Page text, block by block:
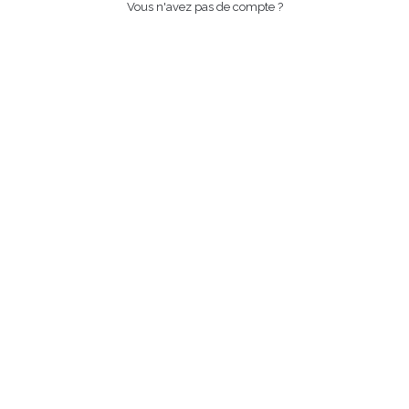
Vous n'avez pas de compte ?